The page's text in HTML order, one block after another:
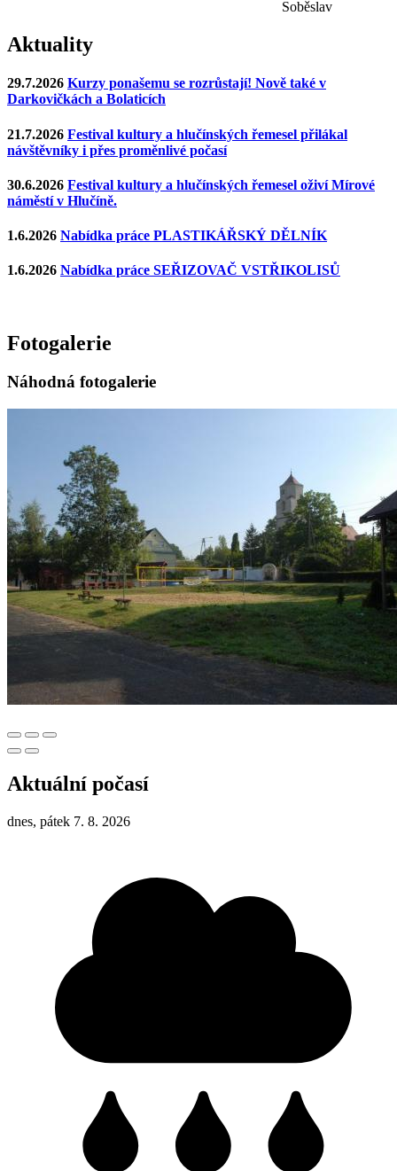
Soběslav
Aktuality
29.7.2026 Kurzy ponašemu se rozrůstají! Nově také v
Darkovičkách a Bolaticích
21.7.2026 Festival kultury a hlučínských řemesel přilákal
návštěvníky i přes proměnlivé počasí
30.6.2026 Festival kultury a hlučínských řemesel oživí Mírové
náměstí v Hlučíně.
1.6.2026 Nabídka práce PLASTIKÁŘSKÝ DĚLNÍK
1.6.2026 Nabídka práce SEŘIZOVAČ VSTŘIKOLISŮ
Fotogalerie
Náhodná fotogalerie
Aktuální počasí
dnes, pátek 7. 8. 2026